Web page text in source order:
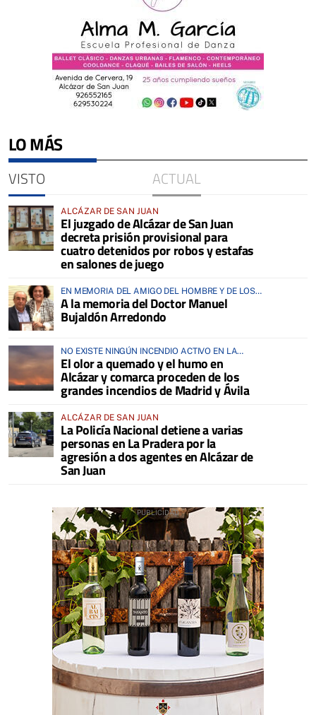
LO MÁS
VISTO ACTUAL
ALCÁZAR DE SAN JUAN
El juzgado de Alcázar de San Juan
decreta prisión provisional para
cuatro detenidos por robos y estafas
en salones de juego
EN MEMORIA DEL AMIGO DEL HOMBRE Y DE LOS
ANIMALES
A la memoria del Doctor Manuel
Bujaldón Arredondo
NO EXISTE NINGÚN INCENDIO ACTIVO EN LA
COMARCA
El olor a quemado y el humo en
Alcázar y comarca proceden de los
grandes incendios de Madrid y Ávila
ALCÁZAR DE SAN JUAN
La Policía Nacional detiene a varias
personas en La Pradera por la
agresión a dos agentes en Alcázar de
San Juan